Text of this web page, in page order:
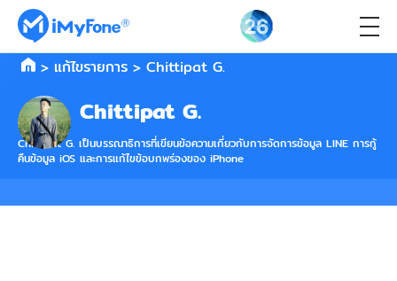
> แก้ไขรายการ > Chittipat G.
Chittipat G.
Chittipat G. เป็นบรรณาธิการที่เขียนข้อความเกี่ยวกับการจัดการข้อมูล LINE การกู้
คืนข้อมูล iOS และการแก้ไขข้อบกพร่องของ iPhone